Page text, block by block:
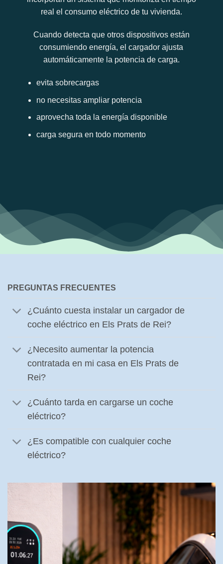
real el consumo eléctrico de tu vivienda.
Cuando detecta que otros dispositivos están
consumiendo energía, el cargador ajusta
automáticamente la potencia de carga.
evita sobrecargas
no necesitas ampliar potencia
aprovecha toda la energía disponible
carga segura en todo momento
PREGUNTAS FRECUENTES
¿Cuánto cuesta instalar un cargador de
coche eléctrico en Els Prats de Rei?
¿Necesito aumentar la potencia
contratada en mi casa en Els Prats de
Rei?
¿Cuánto tarda en cargarse un coche
eléctrico?
¿Es compatible con cualquier coche
eléctrico?